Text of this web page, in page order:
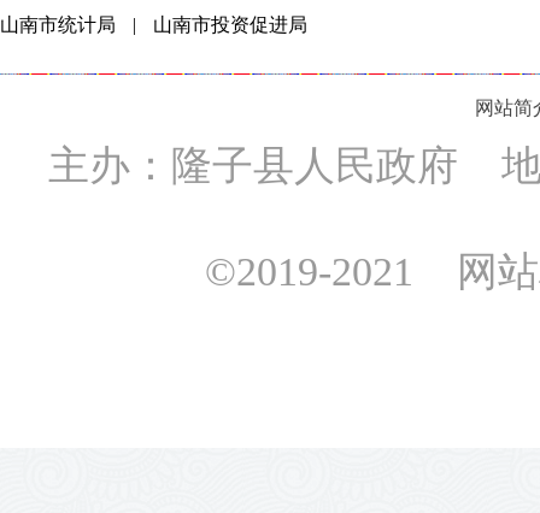
山南市统计局 | 山南市投资促进局
网站简
主办：隆子县人民政府
©2019-2021 网